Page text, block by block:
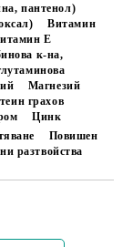
пантенол)
Витамин
Е
к-на,
Магнезий
грахов
Цинк
Повишен
разтвойства